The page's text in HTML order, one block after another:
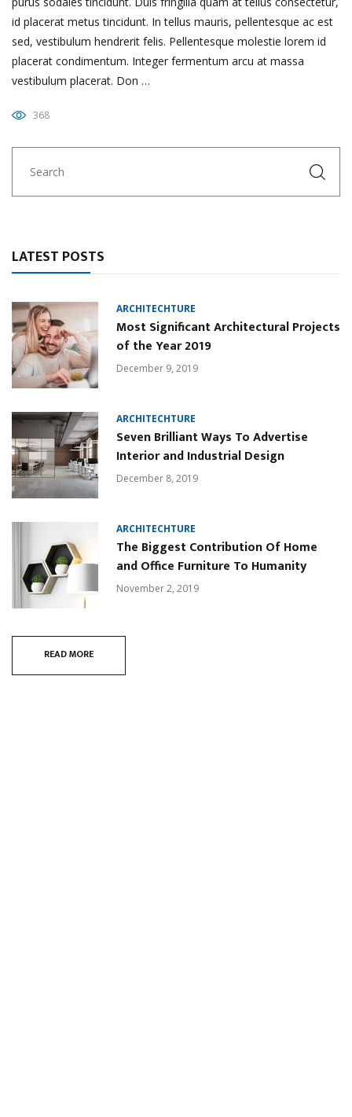
id placerat metus tincidunt. In tellus mauris, pellentesque ac est
sed, vestibulum hendrerit felis. Pellentesque molestie lorem id
placerat condimentum. Integer fermentum arcu at massa
vestibulum placerat. Don …
368
LATEST POSTS
ARCHITECHTURE
Most Significant Architectural Projects
of the Year 2019
December 9, 2019
ARCHITECHTURE
Seven Brilliant Ways To Advertise
Interior and Industrial Design
December 8, 2019
ARCHITECHTURE
The Biggest Contribution Of Home
and Office Furniture To Humanity
November 2, 2019
READ MORE